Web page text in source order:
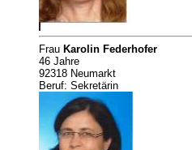
Frau Karolin Federhofer
46 Jahre
92318 Neumarkt
Beruf: Sekretärin